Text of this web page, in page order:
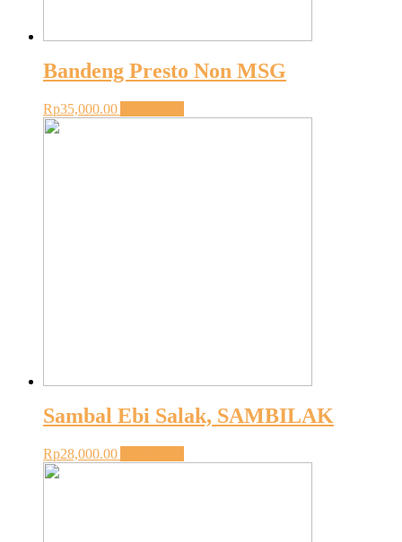
Bandeng Presto Non MSG
Rp35,000.00
Sambal Ebi Salak, SAMBILAK
Rp28,000.00